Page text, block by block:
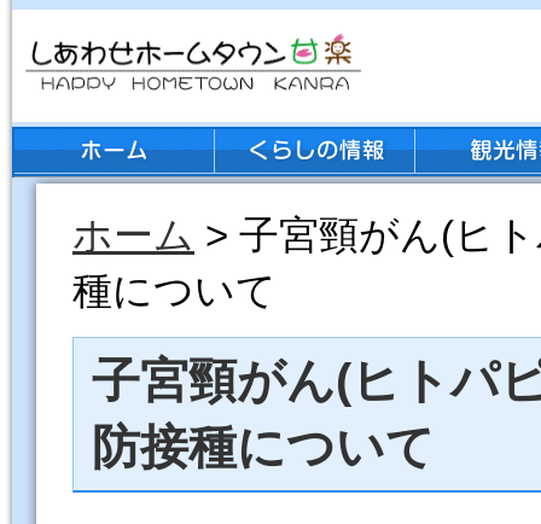
ホーム > 子宮頸がん(ヒ
種について
子宮頸がん(ヒトパ
防接種について